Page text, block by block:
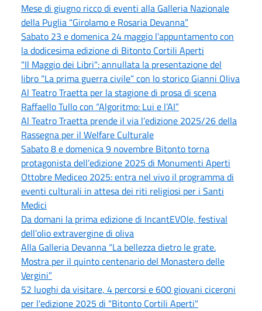
Mese di giugno ricco di eventi alla Galleria Nazionale
della Puglia “Girolamo e Rosaria Devanna”
Sabato 23 e domenica 24 maggio l’appuntamento con
la dodicesima edizione di Bitonto Cortili Aperti
"Il Maggio dei Libri": annullata la presentazione del
libro “La prima guerra civile” con lo storico Gianni Oliva
Al Teatro Traetta per la stagione di prosa di scena
Raffaello Tullo con “Algoritmo: Lui e l’AI”
Al Teatro Traetta prende il via l’edizione 2025/26 della
Rassegna per il Welfare Culturale
Sabato 8 e domenica 9 novembre Bitonto torna
protagonista dell’edizione 2025 di Monumenti Aperti
Ottobre Mediceo 2025: entra nel vivo il programma di
eventi culturali in attesa dei riti religiosi per i Santi
Medici
Da domani la prima edizione di IncantEVOle, festival
dell’olio extravergine di oliva
Alla Galleria Devanna “La bellezza dietro le grate.
Mostra per il quinto centenario del Monastero delle
Vergini”
52 luoghi da visitare, 4 percorsi e 600 giovani ciceroni
per l'edizione 2025 di "Bitonto Cortili Aperti"